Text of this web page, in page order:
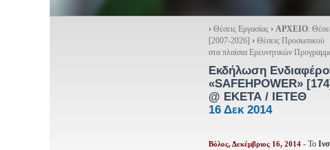
› Θέσεις Εργασίας › ΑΡΧΕΙΟ:
[2007-2026] › Θέσεις Προσωπικού
στα πλαίσια Ερευνητικών
Εκδήλωση
«SAFEHPOWER»
@ ΕΚΕΤΑ / ΙΕΤΕΘ
16 Δεκ 2014
Βόλος, Δεκέμβριος 16, 2014 - Το